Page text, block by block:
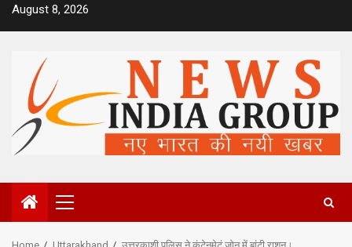
SkipAugust 8, 2026
Primary
Menu